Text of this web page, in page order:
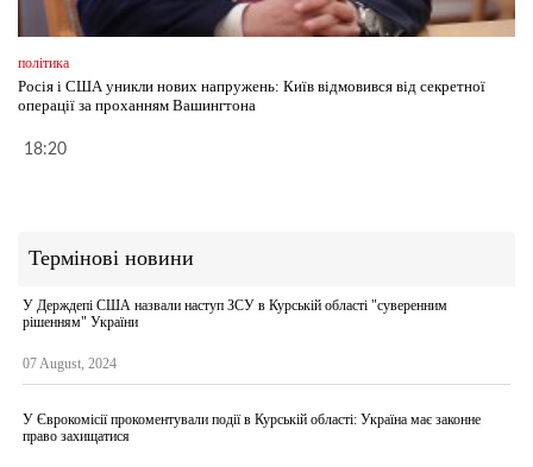
політика
Росія і США уникли нових напружень: Київ відмовився від секретної
операції за проханням Вашингтона
18:20
Термінові новини
У Держдепі США назвали наступ ЗСУ в Курській області "суверенним
рішенням" України
07 August, 2024
У Єврокомісії прокоментували події в Курській області: Україна має законне
право захищатися